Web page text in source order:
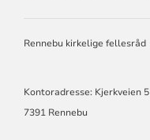
Rennebu kirkelige fellesråd
Kontoradresse: Kjerkveien 5
7391 Rennebu